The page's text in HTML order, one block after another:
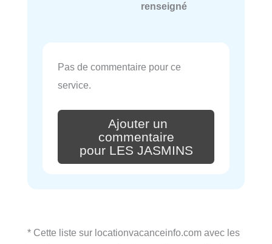
renseigné
Pas de commentaire pour ce
service.
Ajouter un
commentaire
pour LES JASMINS
* Cette liste sur locationvacanceinfo.com avec les